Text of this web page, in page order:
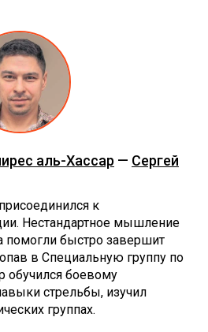
аль-Хассар — Сергей
к
Нестандартное мышление
помогли быстро завершит
в Специальную группу по
обучился боевому
стрельбы, изучил
группах.